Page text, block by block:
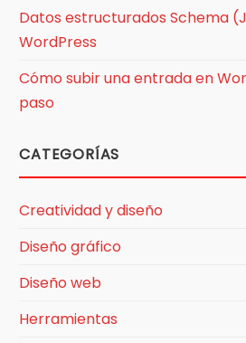
Datos estructurados Schema
WordPress
Cómo subir una entrada en
paso
CATEGORÍAS
Creatividad y diseño
Diseño gráfico
Diseño web
Herramientas